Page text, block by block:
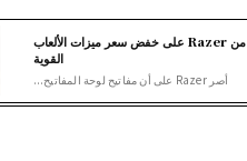
تعمل لوحات المفاتيح الجديدة من Razer على خفض سعر ميزات الألعاب
القوية
أصر Razer على أن مفاتيح لوحة المفاتيح...